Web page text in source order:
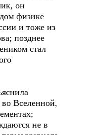
он
физике
и тоже из
позднее
стал
во Вселенной,
не в